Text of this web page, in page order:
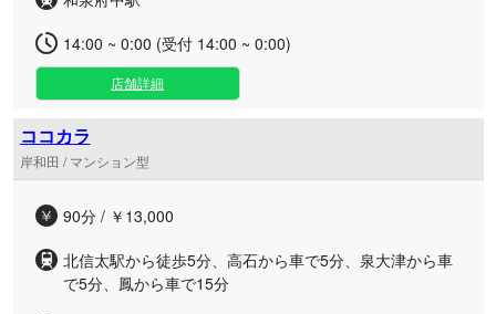
14:00 ~ 0:00 (受付 14:00 ~ 0:00)
店舗詳細
ココカラ
岸和田 / マンション型
90分 / ￥13,000
北信太駅から徒歩5分、高石から車で5分、泉大津から車
で5分、鳳から車で15分